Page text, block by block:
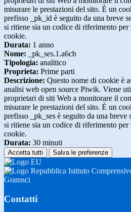
misurare le prestazioni del sito. È un
prefisso _pk_id è seguito da una breve
si ritiene sia un codice di riferimento
cookie.
Durata: 1 anno
Nome: _pk_ses.1.a6cb
Tipologia: analitico
Proprieta: Prime parti
Descrizione: Questo nome di cookie è
analisi web open source Piwik. Viene
proprietari di siti Web a monitorare il
misurare le prestazioni del sito. È un
prefisso _pk_ses è seguito da una breve
si ritiene sia un codice di riferimento
cookie.
Durata: 30 minuti
Accetta tutti Salva le preferenze
Istituto
Gramsci
Contatti